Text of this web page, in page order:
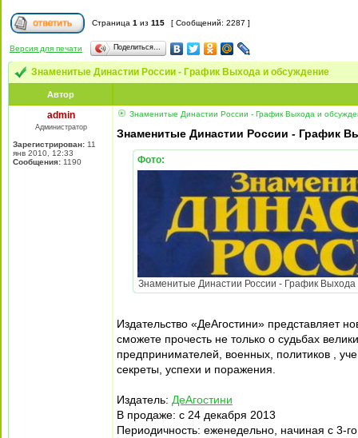
Страница 1 из 115 [ Сообщений: 2287 ]
Версия для печати Поделиться…
Знаменитые Династии России - График Выхода и обсуждение
Автор
admin
Администратор
Зарегистрирован: 11
янв 2010, 12:33
Сообщения: 1190
Знаменитые Династии России - График Выхода и
Знаменитые Династии России - График
Фото:
Знаменитые Династии России - График
Издательство «ДеАгостини» представляет
сможете прочесть не только о судьбах
предпринимателей, военных, политиков ,
секреты, успехи и поражения.
Издатель: ДеАгостини
В продаже: с 24 декабря 2013
Периодичность: еженедельно, начиная с 3-